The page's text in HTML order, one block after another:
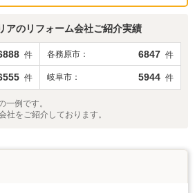
アのリフォーム会社ご紹介実績
件 各務原市 6847 件
件 岐阜市 5944 件
例です。
社をご紹介しております。